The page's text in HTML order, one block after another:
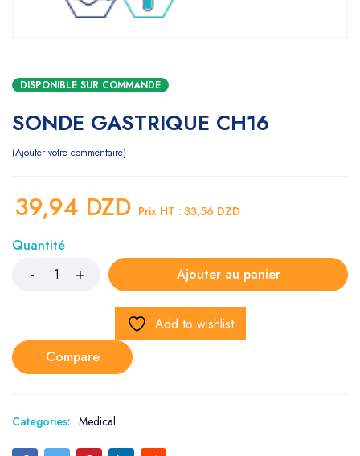
DISPONIBLE SUR COMMANDE
SONDE GASTRIQUE CH16
Ajouter votre commentaire
39,94 DZD Prix HT : 33,56 DZD
Quantité
Ajouter au panier
Add to wishlist
Compare
Categories: Medical